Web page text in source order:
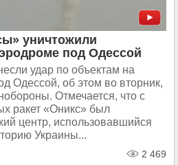
уничтожили
под Одессой
удар по объектам на
Одессой, об этом во вторник,
Отмечается, что с
ракет «Оникс» был
центр, использовавшийся
Украины...
2 469